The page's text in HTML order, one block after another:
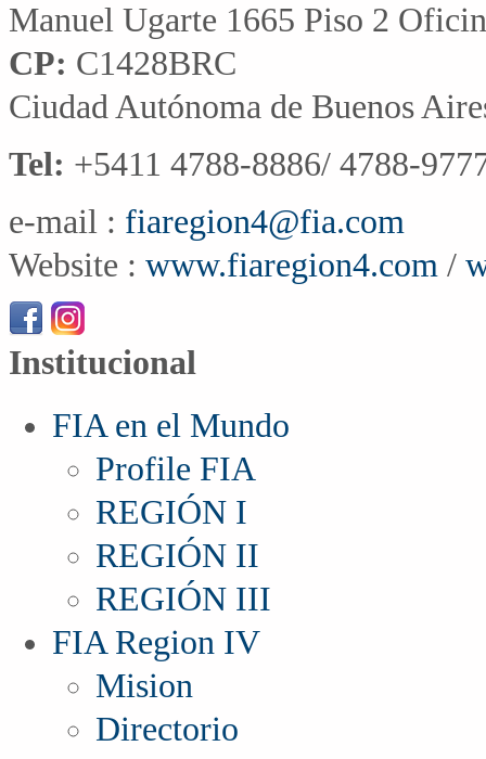
Manuel Ugarte 1665 Piso 2
CP: C1428BRC
Ciudad Autónoma de Buenos
Tel: +5411 4788-8886/ 4788-
e-mail : fiaregion4@fia.com
Website : www.fiaregion4.com /
Institucional
FIA en el Mundo
Profile FIA
REGIÓN I
REGIÓN II
REGIÓN III
FIA Region IV
Mision
Directorio